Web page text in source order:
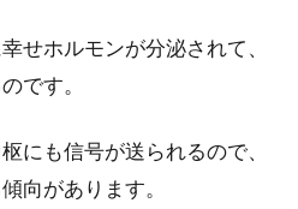
...
レートを毎日食べると健康に
て本当？効果は？
せホルモンが分泌されて、
です。
にも信号が送られるので、
向があります。